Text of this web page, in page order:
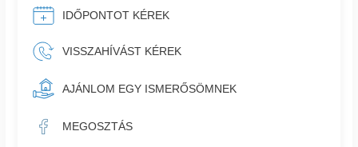
IDŐPONTOT KÉREK
VISSZAHÍVÁST KÉREK
AJÁNLOM EGY ISMERŐSÖMNEK
MEGOSZTÁS